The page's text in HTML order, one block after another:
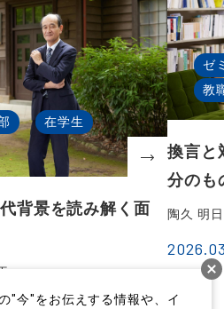
在学生
背景を読み解く面
ゼ
教
換言と
分のも
陶久 明
"今"をお伝えする情報や、イ